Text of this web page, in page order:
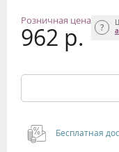
Розничная цена
962 р.
Бесплатная